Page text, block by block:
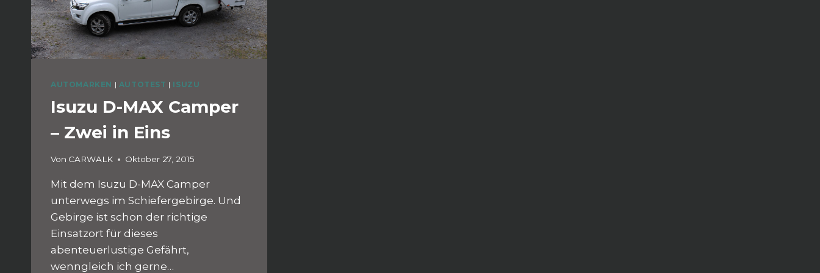
AUTOMARKEN | AUTOTEST | ISUZU
Isuzu D-MAX Camper
– Zwei in Eins
Von CARWALK Oktober 27, 2015
Mit dem Isuzu D-MAX Camper
unterwegs im Schiefergebirge. Und
Gebirge ist schon der richtige
Einsatzort für dieses
abenteuerlustige Gefährt,
wenngleich ich gerne…